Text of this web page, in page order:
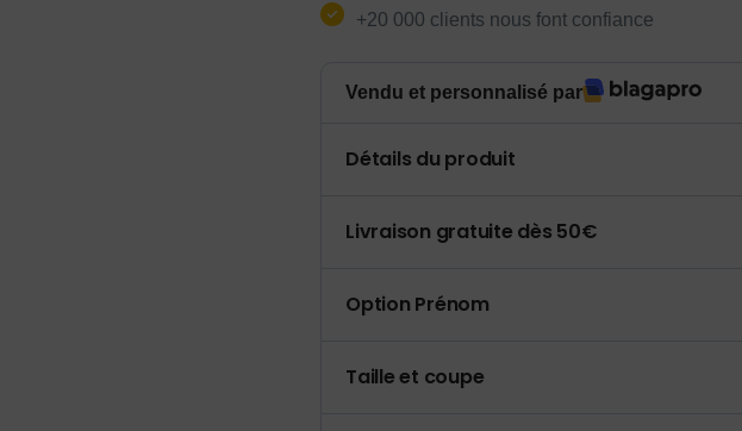
+20 000 clients nous font confiance
Vendu et personnalisé par
Détails du produit
Livraison gratuite dès 50€
Option Prénom
Taille et coupe